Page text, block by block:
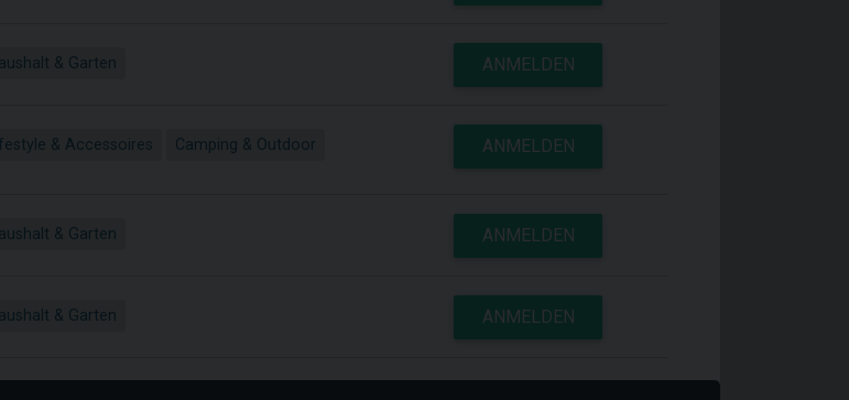
& Garten ANMELDEN
& Accessoires Camping & Outdoor ANMELDEN
& Garten ANMELDEN
& Garten ANMELDEN